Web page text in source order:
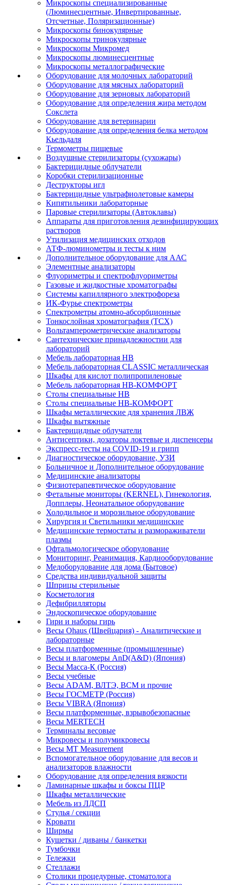
Микроскопы специализированные
(Люминесцентные, Инвертированные,
Отсчетные, Поляризационные)
Микроскопы бинокулярные
Микроскопы тринокулярные
Микроскопы Микромед
Микроскопы люминесцентные
Микроскопы металлографические
Оборудование для молочных лабораторий
Оборудование для мясных лабораторий
Оборудование для зерновых лабораторий
Оборудование для определения жира методом
Сокслета
Оборудование для ветеринарии
Оборудование для определения белка методом
Кьельдаля
Термометры пищевые
Воздушные стерилизаторы (сухожары)
Бактерицидные облучатели
Коробки стерилизационные
Деструкторы игл
Бактерицидные ультрафиолетовые камеры
Кипятильники лабораторные
Паровые стерилизаторы (Автоклавы)
Аппараты для приготовления дезинфицирующих
растворов
Утилизация медицинских отходов
АТФ-люминометры и тесты к ним
Дополнительное оборудование для ААС
Элементные анализаторы
Флуориметры и спектрофлуориметры
Газовые и жидкостные хроматографы
Системы капиллярного электрофореза
ИК-Фурье спектрометры
Спектрометры атомно-абсорбционные
Тонкослойная хроматография (ТСХ)
Вольтамперометрические анализаторы
Сантехнические принадлежностии для
лабораторий
Мебель лабораторная НВ
Мебель лабораторная CLASSIC металлическая
Шкафы для кислот полипропиленовые
Мебель лабораторная НВ-КОМФОРТ
Столы специальные НВ
Столы специальные НВ-КОМФОРТ
Шкафы металлические для хранения ЛВЖ
Шкафы вытяжные
Бактерицидные облучатели
Антисептики, дозаторы локтевые и диспенсеры
Экспресс-тесты на COVID-19 и грипп
Диагностическое оборудование, УЗИ
Больничное и Дополнительное оборудование
Медицинские анализаторы
Физиотерапевтическое оборудование
Фетальные мониторы (KERNEL), Гинекология,
Допплеры, Неонатальное оборудование
Холодильное и морозильное оборудование
Хирургия и Светильники медицинские
Медицинские термостаты и размораживатели
плазмы
Офтальмологическое оборудование
Мониторинг, Реанимация, Кардиооборудование
Медоборудование для дома (Бытовое)
Средства индивидуальной защиты
Шприцы стерильные
Косметология
Дефибрилляторы
Эндоскопическое оборудование
Гири и наборы гирь
Весы Ohaus (Швейцария) - Аналитические и
лабораторные
Весы платформенные (промышленные)
Весы и влагомеры AnD(A&D) (Япония)
Весы Масса-К (Россия)
Весы учебные
Весы ADAM, ВЛТЭ, BCM и прочие
Весы ГОСМЕТР (Россия)
Весы VIBRA (Япония)
Весы платформенные, взрывобезопасные
Весы MERTECH
Терминалы весовые
Микровесы и полумикровесы
Весы MT Measurement
Вспомогательное оборудование для весов и
анализаторов влажности
Оборудование для определения вязкости
Ламинарные шкафы и боксы ПЦР
Шкафы металлические
Мебель из ЛДСП
Стулья / секции
Кровати
Ширмы
Кушетки / диваны / банкетки
Тумбочки
Тележки
Стеллажи
Столики процедурные, стоматолога